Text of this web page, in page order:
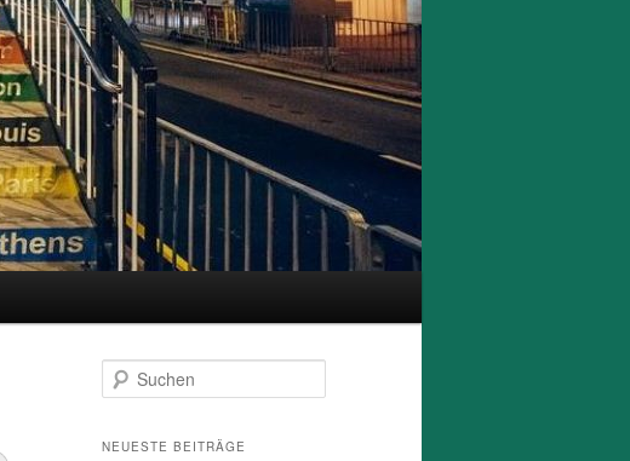
u
h
NEUESTE BEITRÄGE